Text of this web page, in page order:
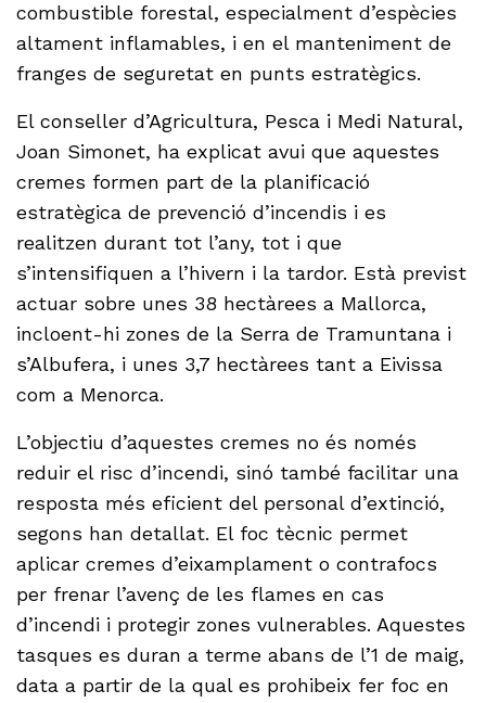
combustible forestal, especialment d’espècies
altament inflamables, i en el manteniment de
franges de seguretat en punts estratègics.
El conseller d’Agricultura, Pesca i Medi Natural,
Joan Simonet, ha explicat avui que aquestes
cremes formen part de la planificació
estratègica de prevenció d’incendis i es
realitzen durant tot l’any, tot i que
s’intensifiquen a l’hivern i la tardor. Està previst
actuar sobre unes 38 hectàrees a Mallorca,
incloent-hi zones de la Serra de Tramuntana i
s’Albufera, i unes 3,7 hectàrees tant a Eivissa
com a Menorca.
L’objectiu d’aquestes cremes no és només
reduir el risc d’incendi, sinó també facilitar una
resposta més eficient del personal d’extinció,
segons han detallat. El foc tècnic permet
aplicar cremes d’eixamplament o contrafocs
per frenar l’avenç de les flames en cas
d’incendi i protegir zones vulnerables. Aquestes
tasques es duran a terme abans de l’1 de maig,
data a partir de la qual es prohibeix fer foc en